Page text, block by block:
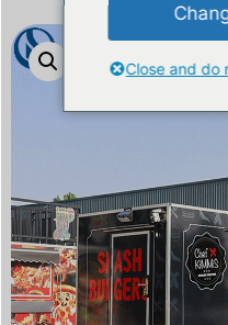
Close and do